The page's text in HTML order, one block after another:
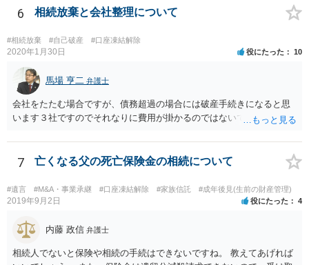
6 相続放棄と会社整理について
#相続放棄 #自己破産 #口座凍結解除
2020年1月30日 役にたった 10
馬場 亨二 弁護士
会社をたたむ場合ですが、債務超過の場合には破産手続きになると思
います３社ですのでそれなりに費用が掛かるのではないでしょうか。
7 亡くなる父の死亡保険金の相続について
#遺言 #M&A・事業承継 #口座凍結解除 #家族信託 #成年後見(生前の財産管理)
2019年9月2日 役にたった 4
内藤 政信 弁護士
相続人でないと保険や相続の手続はできないですね。 教えてあげれば